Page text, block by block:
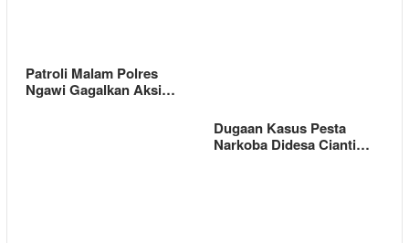
Patroli Malam Polres
Ngawi Gagalkan Aksi…
Dugaan Kasus Pesta
Narkoba Didesa Cianti…